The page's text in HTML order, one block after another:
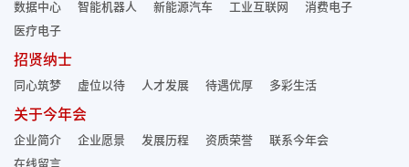
数据中心 智能机器人 新能源汽车 工业互联网
消费电子
医疗电子
招贤纳士
同心筑梦 虚位以待 人才发展 待遇优厚 多彩生活
关于今年会
企业简介 企业愿景 发展历程 资质荣誉
联系今年会
在线留言